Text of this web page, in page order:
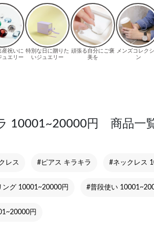
10001~20000円 商品一
レス #ピアス キラキラ #ネックレス
ング 10001~20000円 #普段使い
円